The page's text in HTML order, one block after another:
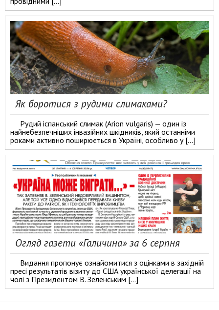
Як боротися з рудими слимаками?
Рудий іспанський слимак (Arion vulgaris) — один із
найнебезпечніших інвазійних шкідників, який останніми
роками активно поширюється в Україні, особливо у […]
Огляд газети «Галичина» за 6 серпня
Видання пропонує ознайомитися з оцінками в західній
пресі результатів візиту до США української делегації на
чолі з Президентом В. Зеленським […]